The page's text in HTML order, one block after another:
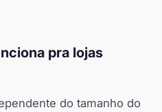
pra lojas
do tamanho do